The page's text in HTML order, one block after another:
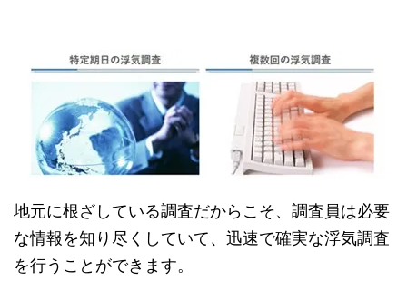
地元に根ざしている調査だからこそ、調査員は必要
な情報を知り尽くしていて、迅速で確実な浮気調査
を行うことができます。